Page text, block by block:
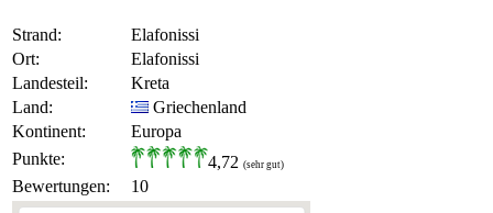
Strand:
Elafonissi
Ort:
Elafonissi
Landesteil:
Kreta
Land:
Griechenland
Kontinent:
Europa
Punkte:
4,72 (sehr gut)
Bewertungen: 10